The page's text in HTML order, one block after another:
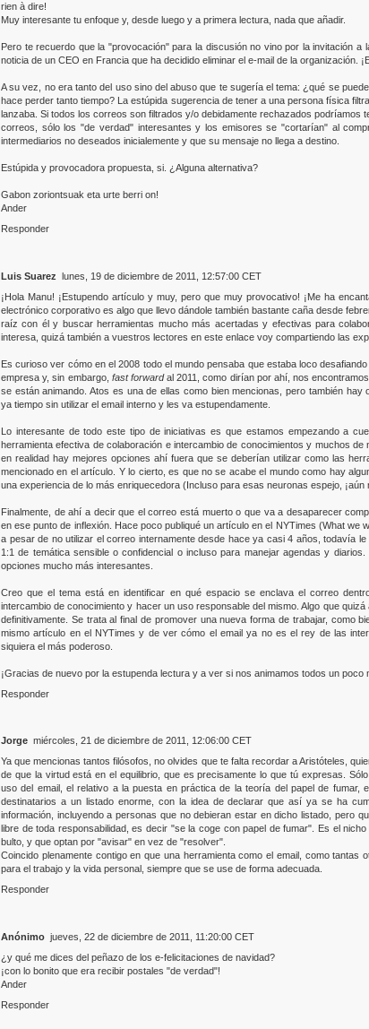
rien à dire!
Muy interesante tu enfoque y, desde luego y a primera lectura, nada que añadir.
Pero te recuerdo que la "provocación" para la discusión no vino por la invitación a
noticia de un CEO en Francia que ha decidido eliminar el e-mail de la organización.
A su vez, no era tanto del uso sino del abuso que te sugería el tema: ¿qué se
hace perder tanto tiempo? La estúpida sugerencia de tener a una persona física
lanzaba. Si todos los correos son filtrados y/o debidamente rechazados podríamos
correos, sólo los "de verdad" interesantes y los emisores se "cortarían" al
intermediarios no deseados inicialemente y que su mensaje no llega a destino.
Estúpida y provocadora propuesta, si. ¿Alguna alternativa?
Gabon zoriontsuak eta urte berri on!
Ander
Responder
Luis Suarez lunes, 19 de diciembre de 2011, 12:57:00 CET
¡Hola Manu! ¡Estupendo artículo y muy, pero que muy provocativo! ¡Me ha
electrónico corporativo es algo que llevo dándole también bastante caña desde
raíz con él y buscar herramientas mucho más acertadas y efectivas para
interesa, quizá también a vuestros lectores en este enlace voy compartiendo las
Es curioso ver cómo en el 2008 todo el mundo pensaba que estaba loco
empresa y, sin embargo, fast forwardal 2011, como dirían por ahí, nos
se están animando. Atos es una de ellas como bien mencionas, pero también
ya tiempo sin utilizar el email interno y les va estupendamente.
Lo interesante de todo este tipo de iniciativas es que estamos empezando a
herramienta efectiva de colaboración e intercambio de conocimientos y muchos
en realidad hay mejores opciones ahí fuera que se deberían utilizar como las
mencionado en el artículo. Y lo cierto, es que no se acabe el mundo como hay
una experiencia de lo más enriquecedora (Incluso para esas neuronas espejo, ¡aún
Finalmente, de ahí a decir que el correo está muerto o que va a desaparecer
en ese punto de inflexión. Hace poco publiqué un artículo en el NYTimes (What we
a pesar de no utilizar el correo internamente desde hace ya casi 4 años, todavía
1:1 de temática sensible o confidencial o incluso para manejar agendas y
opciones mucho más interesantes.
Creo que el tema está en identificar en qué espacio se enclava el correo
intercambio de conocimiento y hacer un uso responsable del mismo. Algo que
definitivamente. Se trata al final de promover una nueva forma de trabajar, como
mismo artículo en el NYTimes y de ver cómo el email ya no es el rey de las
siquiera el más poderoso.
¡Gracias de nuevo por la estupenda lectura y a ver si nos animamos todos un poco
Responder
Jorge miércoles, 21 de diciembre de 2011, 12:06:00 CET
Ya que mencionas tantos filósofos, no olvides que te falta recordar a Aristóteles,
de que la virtud está en el equilibrio, que es precisamente lo que tú expresas.
uso del email, el relativo a la puesta en práctica de la teoría del papel de fumar,
destinatarios a un listado enorme, con la idea de declarar que así ya se ha
información, incluyendo a personas que no debieran estar en dicho listado, pero
libre de toda responsabilidad, es decir "se la coge con papel de fumar". Es el
bulto, y que optan por "avisar" en vez de "resolver".
Coincido plenamente contigo en que una herramienta como el email, como tantas
para el trabajo y la vida personal, siempre que se use de forma adecuada.
Responder
Anónimo jueves, 22 de diciembre de 2011, 11:20:00 CET
¿y qué me dices del peñazo de los e-felicitaciones de navidad?
¡con lo bonito que era recibir postales "de verdad"!
Ander
Responder